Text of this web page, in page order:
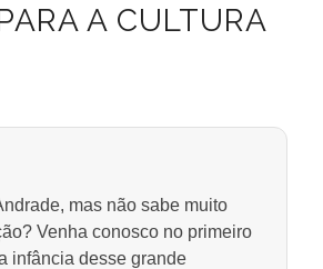
A CULTURA
mas não sabe muito
Venha conosco no primeiro
infância desse grande